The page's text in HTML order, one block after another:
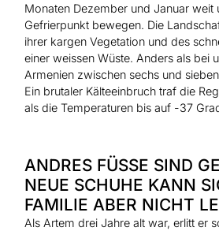
Monaten Dezember und Januar weit
Gefrierpunkt bewegen. Die
ihrer kargen Vegetation und des
einer weissen Wüste. Anders als bei
Armenien zwischen sechs und
Ein brutaler Kälteeinbruch traf die
als die Temperaturen bis auf -37
ANDRES FÜSSE SIND
NEUE SCHUHE KANN
FAMILIE ABER NICHT
Als Artem drei Jahre alt war, erlitt er